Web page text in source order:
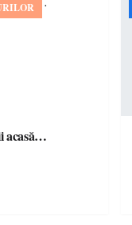
acasă…